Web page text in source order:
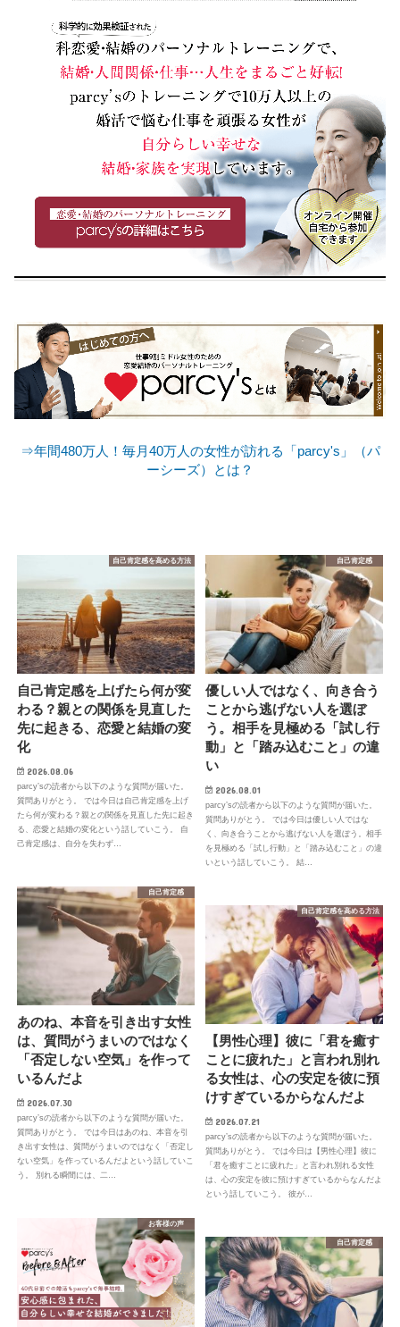
⇒年間480万人！毎月40万人の女性が訪れる「parcy's」（パ
ーシーズ）とは？
自己肯定感を高める方法
自己肯定感を上げたら何が変
わる？親との関係を見直した
先に起きる、恋愛と結婚の変
化
2026.08.06
parcy’sの読者から以下のような質問が届いた。
質問ありがとう。 では今日は自己肯定感を上げ
たら何が変わる？親との関係を見直した先に起き
る、恋愛と結婚の変化という話していこう。 自
己肯定感は、自分を失わず…
自己肯定感
優しい人ではなく、向き合う
ことから逃げない人を選ぼ
う。相手を見極める「試し行
動」と「踏み込むこと」の違
い
2026.08.01
parcy’sの読者から以下のような質問が届いた。
質問ありがとう。 では今日は優しい人ではな
く、向き合うことから逃げない人を選ぼう。相手
を見極める「試し行動」と「踏み込むこと」の違
いという話していこう。 結…
自己肯定感
あのね、本音を引き出す女性
は、質問がうまいのではなく
「否定しない空気」を作って
いるんだよ
2026.07.30
parcy’sの読者から以下のような質問が届いた。
質問ありがとう。 では今日はあのね、本音を引
き出す女性は、質問がうまいのではなく「否定し
ない空気」を作っているんだよという話していこ
う。 別れる瞬間には、二…
自己肯定感を高める方法
【男性心理】彼に「君を癒す
ことに疲れた」と言われ別れ
る女性は、心の安定を彼に預
けすぎているからなんだよ
2026.07.21
parcy’sの読者から以下のような質問が届いた。
質問ありがとう。 では今日は【男性心理】彼に
「君を癒すことに疲れた」と言われ別れる女性
は、心の安定を彼に預けすぎているからなんだよ
という話していこう。 彼が…
お客様の声
自己肯定感